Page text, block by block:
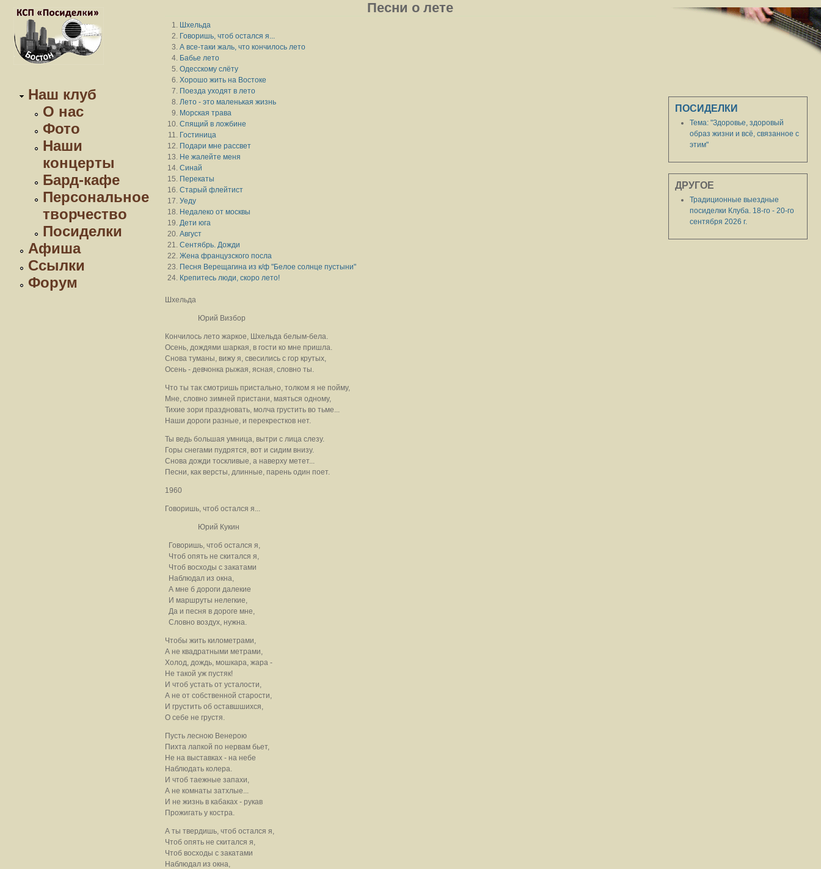
Наш клуб
О нас
Фото
Наши
концерты
Бард-кафе
Персональное
творчество
Посиделки
Афиша
Ссылки
Форум
Песни о лете
Шхельда
Говоришь, чтоб остался я...
А все-таки жаль, что кончилось лето
Бабье лето
Одесскому слёту
Хорошо жить на Востоке
Поезда уходят в лето
Лето - это маленькая жизнь
Морская трава
Спящий в ложбине
Гостиница
Подари мне рассвет
Не жалейте меня
Синай
Перекаты
Старый флейтист
Уеду
Недалеко от москвы
Дети юга
Август
Сентябрь. Дожди
Жена французского посла
Песня Верещагина из к/ф "Белое солнце пустыни"
Крепитесь люди, скоро лето!
Шхельда
Юрий Визбор
Кончилось лето жаркое, Шхельда белым-бела.
Осень, дождями шаркая, в гости ко мне пришла.
Снова туманы, вижу я, свесились с гор крутых,
Осень - девчонка рыжая, ясная, словно ты.
Что ты так смотришь пристально, толком я не пойму,
Мне, словно зимней пристани, маяться одному,
Тихие зори праздновать, молча грустить во тьме...
Наши дороги разные, и перекрестков нет.
Ты ведь большая умница, вытри с лица слезу.
Горы снегами пудрятся, вот и сидим внизу.
Снова дожди тоскливые, а наверху метет...
Песни, как версты, длинные, парень один поет.
1960
Говоришь, чтоб остался я...
Юрий Кукин
Говоришь, чтоб остался я,
Чтоб опять не скитался я,
Чтоб восходы с закатами
Наблюдал из окна,
А мне б дороги далекие
И маршруты нелегкие,
Да и песня в дороге мне,
Словно воздух, нужна.
Чтобы жить километрами,
А не квадратными метрами,
Холод, дождь, мошкара, жара -
Не такой уж пустяк!
И чтоб устать от усталости,
А не от собственной старости,
И грустить об оставшшихся,
О себе не грустя.
Пусть лесною Венерою
Пихта лапкой по нервам бьет,
Не на выставках - на небе
Наблюдать колера.
И чтоб таежные запахи,
А не комнаты затхлые...
И не жизнь в кабаках - рукав
Прожигать у костра.
А ты твердишь, чтоб остался я,
Чтоб опять не скитался я,
Чтоб восходы с закатами
Наблюдал из окна,
ПОСИДЕЛКИ
Тема: "Здоровье, здоровый
образ жизни и всё, связанное с
этим"
ДРУГОЕ
Традиционные выездные
посиделки Клуба. 18-го - 20-го
сентября 2026 г.